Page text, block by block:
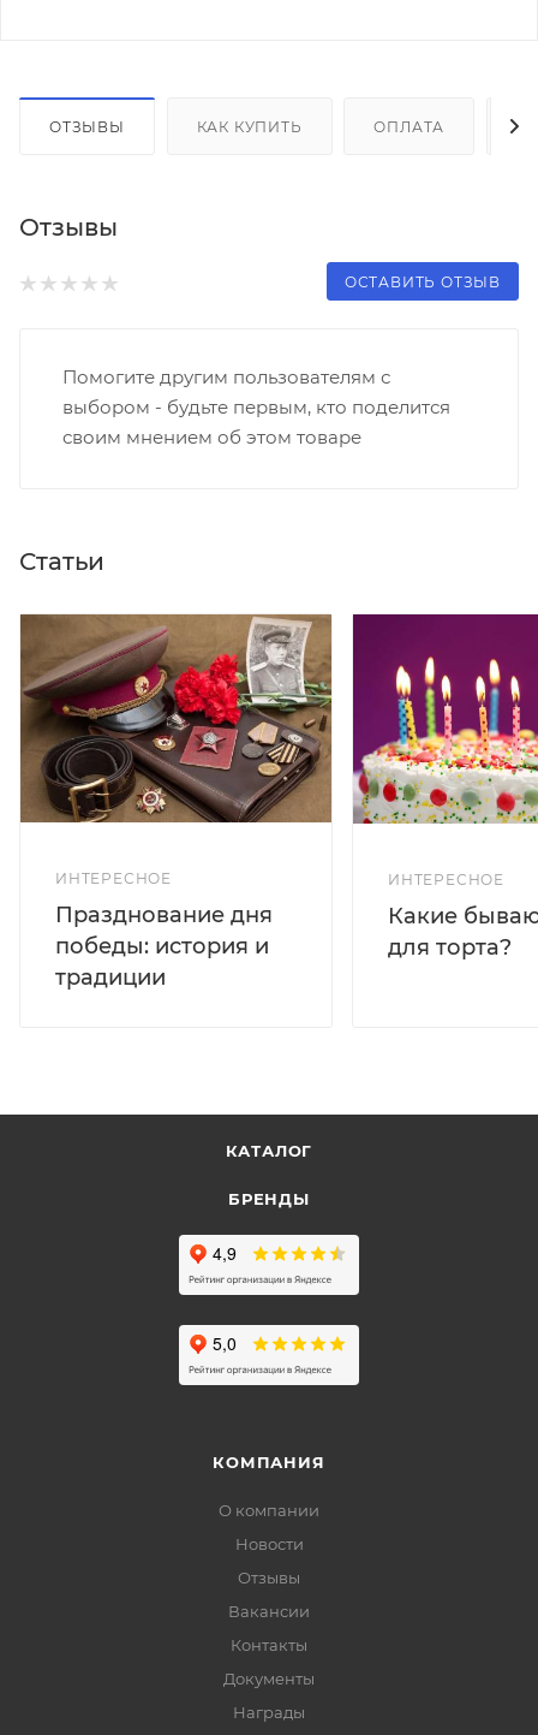
ОТЗЫВЫ КАК КУПИТЬ ОПЛАТА
Отзывы
ОСТАВИТЬ ОТЗЫВ
Помогите другим пользователям с
выбором - будьте первым, кто поделится
своим мнением об этом товаре
Статьи
ИНТЕРЕСНОЕ
Празднование дня
победы: история и
традиции
ИНТЕРЕСНОЕ
Какие
для торта?
КАТАЛОГ
БРЕНДЫ
КОМПАНИЯ
О компании
Новости
Отзывы
Вакансии
Контакты
Документы
Награды